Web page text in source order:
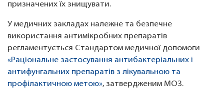
призначених їх знищувати.
У медичних закладах належне та безпечне
використання антимікробних препаратів
регламентується Стандартом медичної допомоги
«Раціональне застосування антибактеріальних і
антифунгальних препаратів з лікувальною та
профілактичною метою», затвердженим МОЗ.